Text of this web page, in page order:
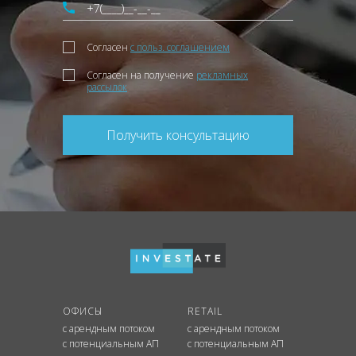
Согласен с польз. соглашением
Согласен на получение рекламных
рассылок
Получить консультацию
ОФИСЫ
с арендным потоком
с потенциальным АП
RETAIL
с арендным потоком
с потенциальным АП